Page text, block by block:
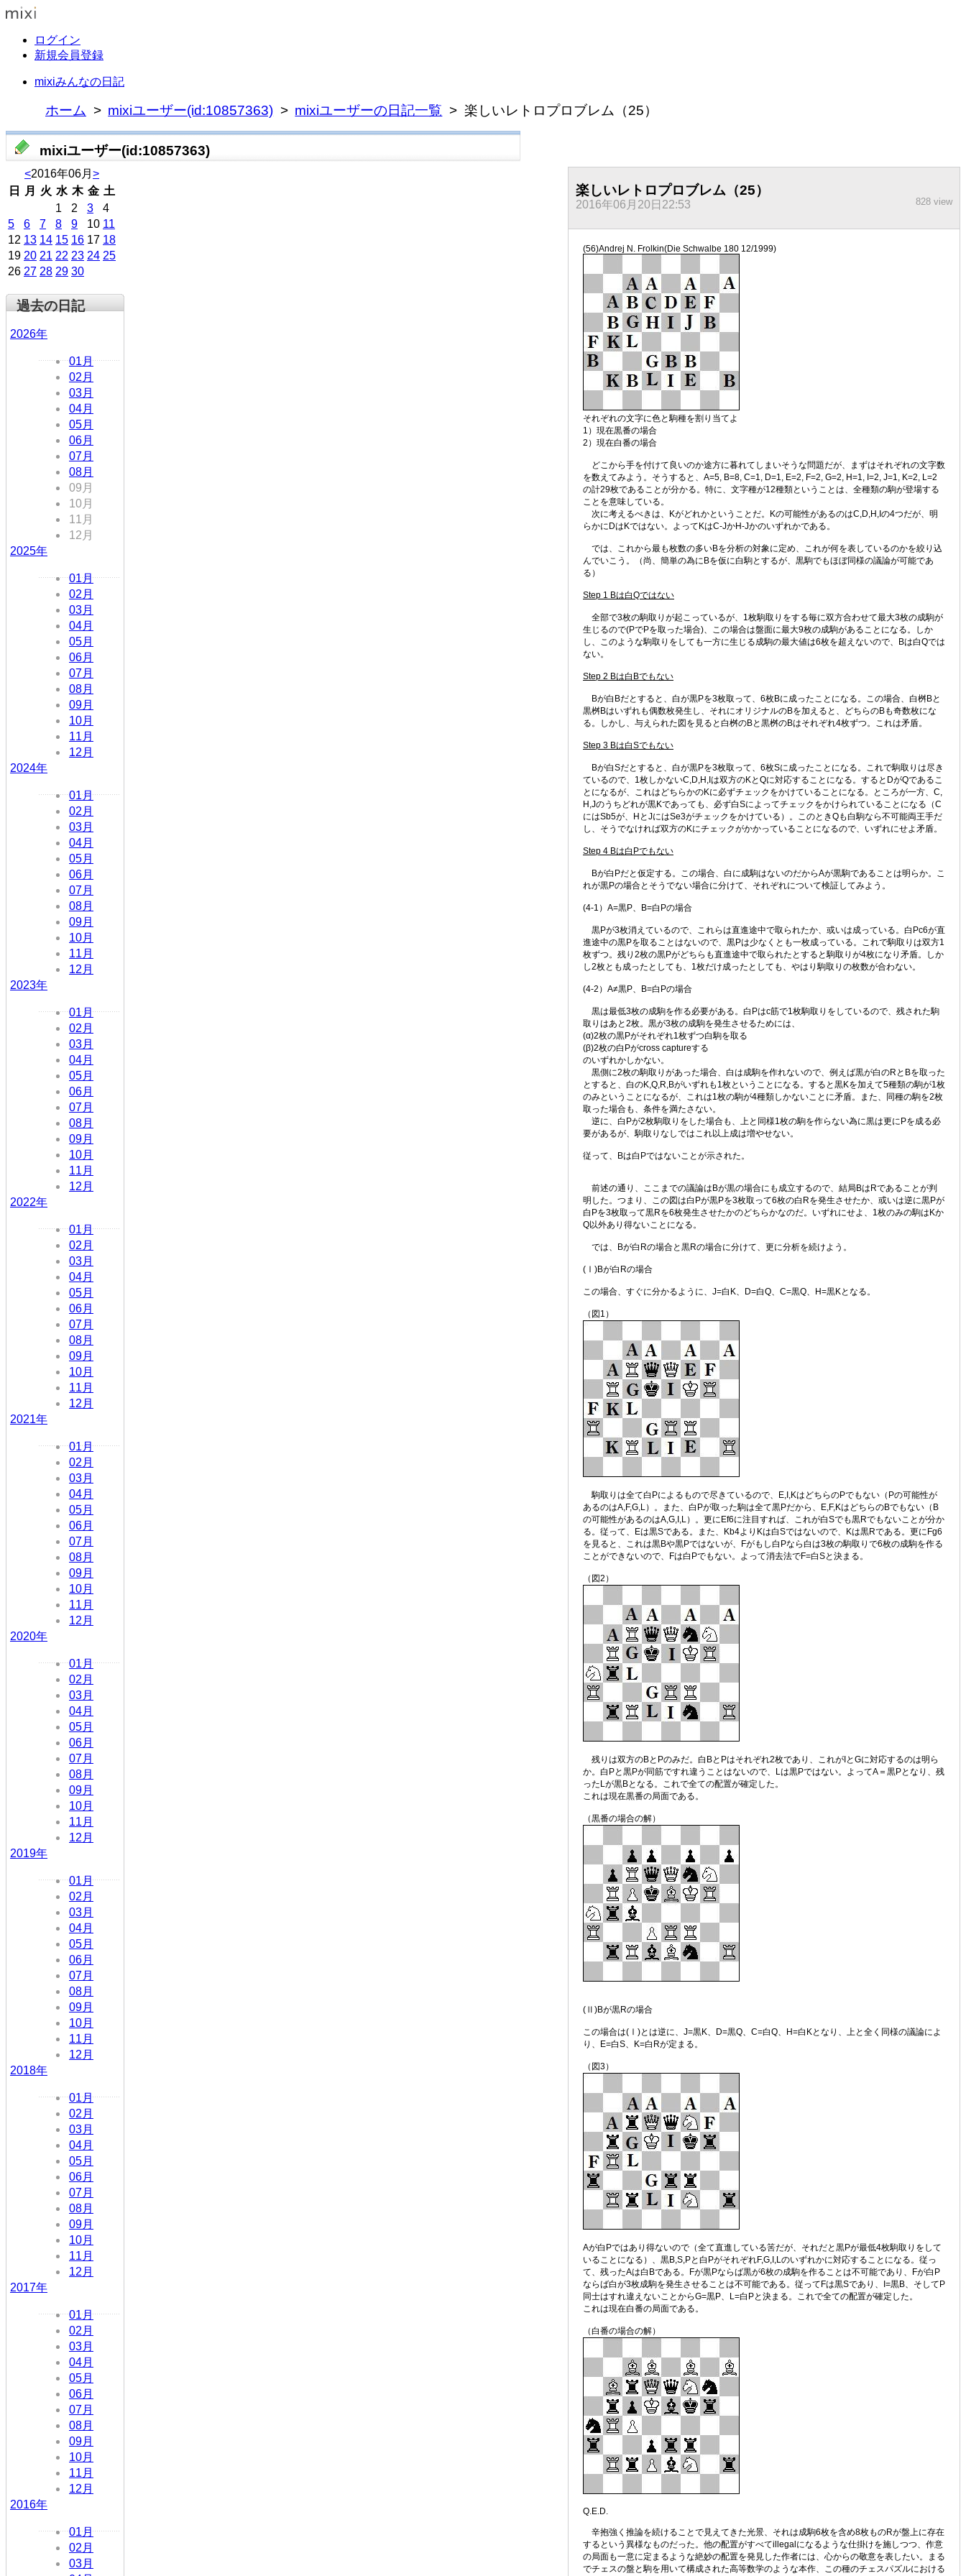
ログイン
新規会員登録
mixiみんなの日記
ホーム mixiユーザー(id:10857363) mixiユーザーの日記一覧 楽しいレトロプロブレム（25）
mixiユーザー(id:10857363)
2016年06月20日22:53 828 view
楽しいレトロプロブレム（25）
(56)Andrej N. Frolkin(Die Schwalbe 180 12/1999)
それぞれの文字に色と駒種を割り当てよ
1）現在黒番の場合
2）現在白番の場合
どこから手を付けて良いのか途方に暮れてしまいそうな問題だが、まずはそれぞれの文字数
を数えてみよう。そうすると、A=5, B=8, C=1, D=1, E=2, F=2, G=2, H=1, I=2, J=1, K=2, L=2
の計29枚であることが分かる。特に、文字種が12種類ということは、全種類の駒が登場する
ことを意味している。
次に考えるべきは、Kがどれかということだ。Kの可能性があるのはC,D,H,Iの4つだが、明
らかにDはKではない。よってKはC-JかH-Jかのいずれかである。
では、これから最も枚数の多いBを分析の対象に定め、これが何を表しているのかを絞り込
んでいこう。（尚、簡単の為にBを仮に白駒とするが、黒駒でもほぼ同様の議論が可能であ
る）
Step 1 Bは白Qではない
全部で3枚の駒取りが起こっているが、1枚駒取りをする毎に双方合わせて最大3枚の成駒が
生じるので(PでPを取った場合)、この場合は盤面に最大9枚の成駒があることになる。しか
し、このような駒取りをしても一方に生じる成駒の最大値は6枚を超えないので、Bは白Qでは
ない。
Step 2 Bは白Bでもない
Bが白Bだとすると、白が黒Pを3枚取って、6枚Bに成ったことになる。この場合、白桝Bと
黒桝Bはいずれも偶数枚発生し、それにオリジナルのBを加えると、どちらのBも奇数枚にな
る。しかし、与えられた図を見ると白桝のBと黒桝のBはそれぞれ4枚ずつ。これは矛盾。
Step 3 Bは白Sでもない
Bが白Sだとすると、白が黒Pを3枚取って、6枚Sに成ったことになる。これで駒取りは尽き
ているので、1枚しかないC,D,H,Iは双方のKとQに対応することになる。するとDがQであるこ
とになるが、これはどちらかのKに必ずチェックをかけていることになる。ところが一方、C,
H,Jのうちどれが黒Kであっても、必ず白Sによってチェックをかけられていることになる（C
にはSb5が、HとJにはSe3がチェックをかけている）。このときQも白駒なら不可能両王手だ
し、そうでなければ双方のKにチェックがかかっていることになるので、いずれにせよ矛盾。
Step 4 Bは白Pでもない
Bが白Pだと仮定する。この場合、白に成駒はないのだからAが黒駒であることは明らか。こ
れが黒Pの場合とそうでない場合に分けて、それぞれについて検証してみよう。
(4-1）A=黒P、B=白Pの場合
黒Pが3枚消えているので、これらは直進途中で取られたか、或いは成っている。白Pc6が直
進途中の黒Pを取ることはないので、黒Pは少なくとも一枚成っている。これで駒取りは双方1
枚ずつ。残り2枚の黒Pがどちらも直進途中で取られたとすると駒取りが4枚になり矛盾。しか
し2枚とも成ったとしても、1枚だけ成ったとしても、やはり駒取りの枚数が合わない。
(4-2）A≠黒P、B=白Pの場合
黒は最低3枚の成駒を作る必要がある。白Pはc筋で1枚駒取りをしているので、残された駒
取りはあと2枚。黒が3枚の成駒を発生させるためには、
(α)2枚の黒Pがそれぞれ1枚ずつ白駒を取る
(β)2枚の白Pがcross captureする
のいずれかしかない。
黒側に2枚の駒取りがあった場合、白は成駒を作れないので、例えば黒が白のRとBを取った
とすると、白のK,Q,R,Bがいずれも1枚ということになる。すると黒Kを加えて5種類の駒が1枚
のみということになるが、これは1枚の駒が4種類しかないことに矛盾。また、同種の駒を2枚
取った場合も、条件を満たさない。
逆に、白Pが2枚駒取りをした場合も、上と同様1枚の駒を作らない為に黒は更にPを成る必
要があるが、駒取りなしではこれ以上成は増やせない。
従って、Bは白Pではないことが示された。
前述の通り、ここまでの議論はBが黒の場合にも成立するので、結局BはRであることが判
明した。つまり、この図は白Pが黒Pを3枚取って6枚の白Rを発生させたか、或いは逆に黒Pが
白Pを3枚取って黒Rを6枚発生させたかのどちらかなのだ。いずれにせよ、1枚のみの駒はKか
Q以外あり得ないことになる。
では、Bが白Rの場合と黒Rの場合に分けて、更に分析を続けよう。
(Ⅰ)Bが白Rの場合
この場合、すぐに分かるように、J=白K、D=白Q、C=黒Q、H=黒Kとなる。
（図1）
駒取りは全て白Pによるもので尽きているので、E,I,KはどちらのPでもない（Pの可能性が
あるのはA,F,G,L）。また、白Pが取った駒は全て黒Pだから、E,F,KはどちらのBでもない（B
の可能性があるのはA,G,I,L）。更にEf6に注目すれば、これが白Sでも黒Rでもないことが分か
る。従って、Eは黒Sである。また、Kb4よりKは白Sではないので、Kは黒Rである。更にFg6
を見ると、これは黒Bや黒Pではないが、Fがもし白Pなら白は3枚の駒取りで6枚の成駒を作る
ことができないので、Fは白Pでもない。よって消去法でF=白Sと決まる。
（図2）
残りは双方のBとPのみだ。白BとPはそれぞれ2枚であり、これがIとGに対応するのは明ら
か。白Pと黒Pが同筋ですれ違うことはないので、Lは黒Pではない。よってA＝黒Pとなり、残
ったLが黒Bとなる。これで全ての配置が確定した。
これは現在黒番の局面である。
（黒番の場合の解）
(Ⅱ)Bが黒Rの場合
この場合は(Ⅰ)とは逆に、J=黒K、D=黒Q、C=白Q、H=白Kとなり、上と全く同様の議論によ
り、E=白S、K=白Rが定まる。
（図3）
Aが白Pではあり得ないので（全て直進している筈だが、それだと黒Pが最低4枚駒取りをして
いることになる）、黒B,S,Pと白PがそれぞれF,G,I,Lのいずれかに対応することになる。従っ
て、残ったAは白Bである。Fが黒Pならば黒が6枚の成駒を作ることは不可能であり、Fが白P
ならば白が3枚成駒を発生させることは不可能である。従ってFは黒Sであり、I=黒B、そしてP
同士はすれ違えないことからG=黒P、L=白Pと決まる。これで全ての配置が確定した。
これは現在白番の局面である。
（白番の場合の解）
Q.E.D.
辛抱強く推論を続けることで見えてきた光景、それは成駒6枚を含め8枚ものRが盤上に存在
するという異様なものだった。他の配置がすべてillegalになるような仕掛けを施しつつ、作意
の局面も一意に定まるような絶妙の配置を発見した作者には、心からの敬意を表したい。まる
でチェスの盤と駒を用いて構成された高等数学のような本作、この種のチェスパズルにおける
<2016年06月 >
日
月 火 水 木 金 土
1
2 3
4
5
6 7 8 9 10 11
12 13 14 15 16 17 18
19 20 21 22 23 24 25
26 27 28 29 30
過去の日記
2026年
01月
02月
03月
04月
05月
06月
07月
08月
09月
10月
11月
12月
2025年
01月
02月
03月
04月
05月
06月
07月
08月
09月
10月
11月
12月
2024年
01月
02月
03月
04月
05月
06月
07月
08月
09月
10月
11月
12月
2023年
01月
02月
03月
04月
05月
06月
07月
08月
09月
10月
11月
12月
2022年
01月
02月
03月
04月
05月
06月
07月
08月
09月
10月
11月
12月
2021年
01月
02月
03月
04月
05月
06月
07月
08月
09月
10月
11月
12月
2020年
01月
02月
03月
04月
05月
06月
07月
08月
09月
10月
11月
12月
2019年
01月
02月
03月
04月
05月
06月
07月
08月
09月
10月
11月
12月
2018年
01月
02月
03月
04月
05月
06月
07月
08月
09月
10月
11月
12月
2017年
01月
02月
03月
04月
05月
06月
07月
08月
09月
10月
11月
12月
2016年
01月
02月
03月